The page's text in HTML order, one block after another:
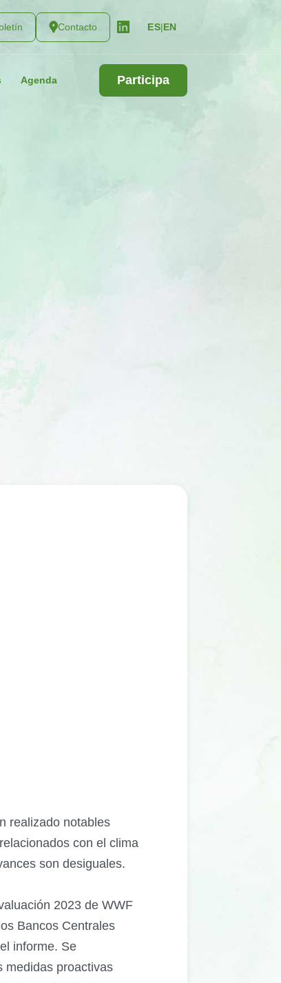
Contacto ES|EN
Agenda Participa
realizado notables
con el clima
son desiguales.
2023 de WWF
Bancos Centrales
informe. Se
medidas proactivas